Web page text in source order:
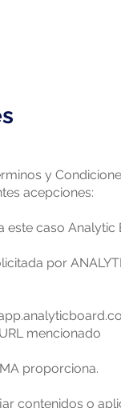
y
acepciones:
este caso Analytic
por
mencionado
proporciona.
contenidos o